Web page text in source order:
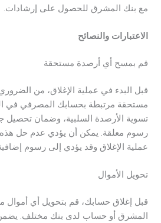
مع بنك المشرق للحصول على إرشادات.
الاعتبارات والنصائح
قم بمسح أي أرصدة مستحقة
قبل البدء في عملية الإغلاق، من
مستحقة مرتبطة بحسابك المصرفي في
تسوية الأرصدة السلبية، وضمان تحصيل
رسوم معلقة. يمكن أن يؤدي عدم حل هذه
عملية الإغلاق وقد يؤدي إلى رسوم
تحويل الأموال
قبل إغلاق حسابك، قم بتحويل أي
المشرق أو حساب لدى بنك مختلف. يضمن